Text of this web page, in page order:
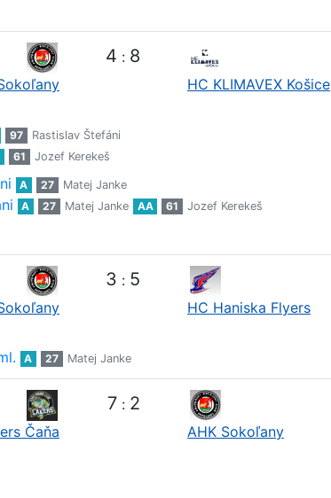
4 : 8
HC KLIMAVEX Košice
97
Rastislav Štefáni
61 Jozef Kerekeš
A 27
Matej Janke
A 27 Matej Janke AA 61 Jozef Kerekeš
3 : 5
HC Haniska Flyers
A 27 Matej Janke
Čaňa
7 : 2
AHK Sokoľany